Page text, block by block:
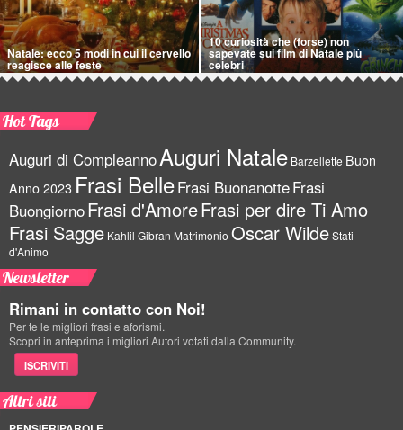
Natale: ecco 5 modi in cui il cervello
reagisce alle feste
10 curiosità che (forse) non
sapevate sui film di Natale più
celebri
Hot Tags
Auguri di CompleannoAuguri Natale Barzellette Buon
Anno 2023 Frasi BelleFrasi BuonanotteFrasi
BuongiornoFrasi d'AmoreFrasi per dire Ti Amo
Frasi Sagge Kahlil Gibran Matrimonio Oscar WildeStati
d'Animo
Newsletter
Rimani in contatto con Noi!
Per te le migliori frasi e aforismi.
Scopri in anteprima i migliori Autori votati dalla Community.
ISCRIVITI
Altri siti